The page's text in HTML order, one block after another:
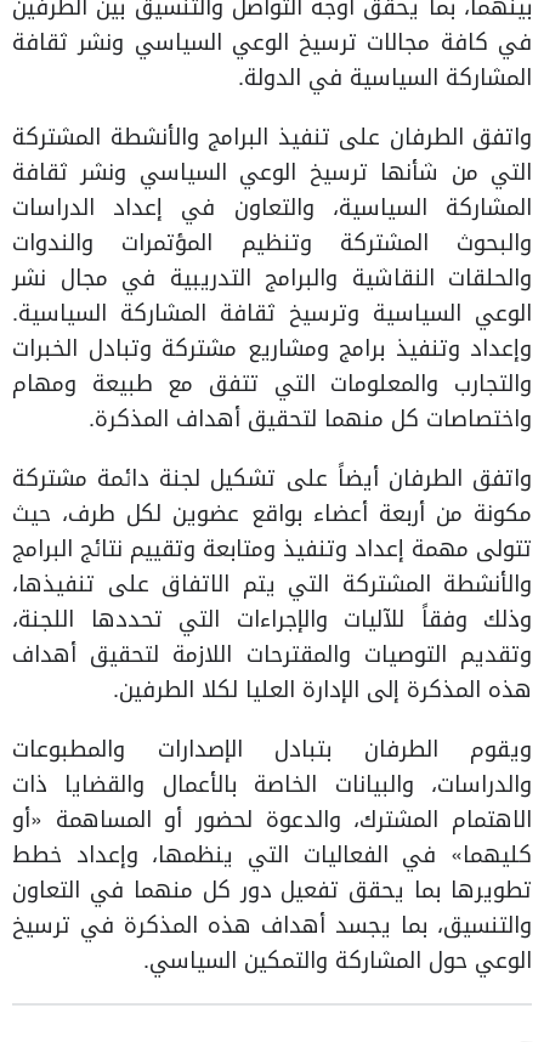
في كافة مجالات ترسيخ الوعي السياسي ونشر ثقافة
المشاركة السياسية في الدولة.
واتفق الطرفان على تنفيذ البرامج والأنشطة المشتركة
التي من شأنها ترسيخ الوعي السياسي ونشر ثقافة
المشاركة السياسية، والتعاون في إعداد الدراسات
والبحوث المشتركة وتنظيم المؤتمرات والندوات
والحلقات النقاشية والبرامج التدريبية في مجال نشر
الوعي السياسية وترسيخ ثقافة المشاركة السياسية.
وإعداد وتنفيذ برامج ومشاريع مشتركة وتبادل الخبرات
والتجارب والمعلومات التي تتفق مع طبيعة ومهام
واختصاصات كل منهما لتحقيق أهداف المذكرة.
واتفق الطرفان أيضاً على تشكيل لجنة دائمة مشتركة
مكونة من أربعة أعضاء بواقع عضوين لكل طرف، حيث
تتولى مهمة إعداد وتنفيذ ومتابعة وتقييم نتائج البرامج
والأنشطة المشتركة التي يتم الاتفاق على تنفيذها،
وذلك وفقاً للآليات والإجراءات التي تحددها اللجنة،
وتقديم التوصيات والمقترحات اللازمة لتحقيق أهداف
هذه المذكرة إلى الإدارة العليا لكلا الطرفين.
ويقوم الطرفان بتبادل الإصدارات والمطبوعات
والدراسات، والبيانات الخاصة بالأعمال والقضايا ذات
الاهتمام المشترك، والدعوة لحضور أو المساهمة «أو
كليهما» في الفعاليات التي ينظمها، وإعداد خطط
تطويرها بما يحقق تفعيل دور كل منهما في التعاون
والتنسيق، بما يجسد أهداف هذه المذكرة في ترسيخ
الوعي حول المشاركة والتمكين السياسي.